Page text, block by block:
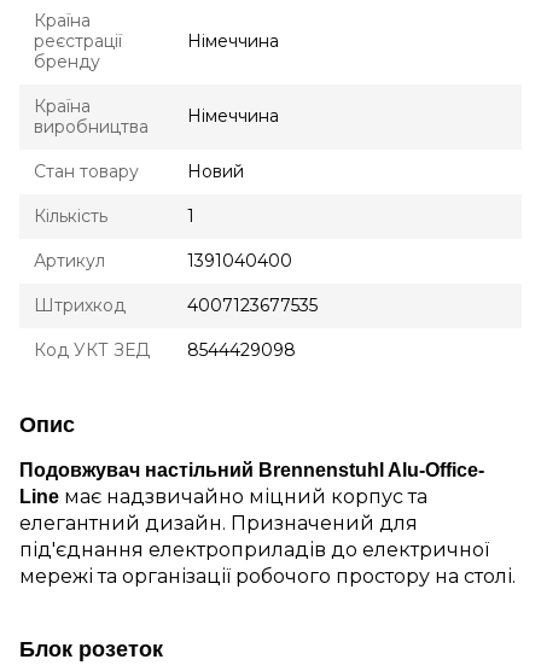
Країна
реєстрації
бренду
Німеччина
Країна
виробництва
Німеччина
Стан товару Новий
Кількість 1
Артикул 1391040400
Штрихкод 4007123677535
Код УКТ ЗЕД 8544429098
Опис
Подовжувач настільний Brennenstuhl Alu-Office-
Line має надзвичайно міцний корпус та
елегантний дизайн. Призначений для
під'єднання електроприладів до електричної
мережі та організації робочого простору на столі.
Блок розеток